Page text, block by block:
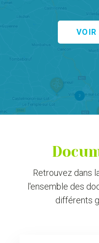
Retrouvez dans
l'ensemble des
différents